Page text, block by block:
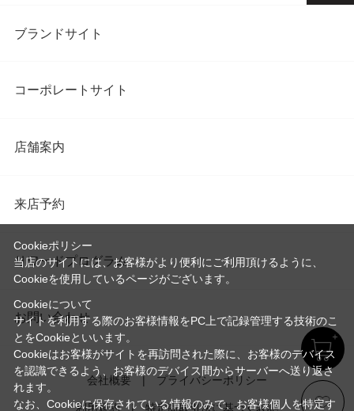
ブランドサイト
コーポレートサイト
店舗案内
来店予約
リワードプログラム
お問い合わせ
会社概要 プライバシーポリシー
利用規約 特定商取引法に基づく表記
Cookieポリシー
当店のサイトには、お客様がより便利にご利用頂けるように、
Cookieを使用しているページがございます。
Cookieについて
サイトを利用する際のお客様情報をPC上で記録管理する技術のこ
とをCookieといいます。
Cookieはお客様がサイトを再訪問された際に、お客様のデバイス
を認識できるよう、お客様のデバイス間からサーバーへ送り返さ
れます。
なお、Cookieに保存されている情報のみで、お客様個人を特定す